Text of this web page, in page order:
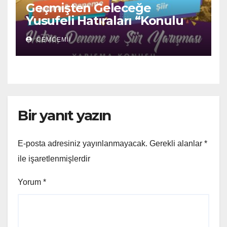
Geçmişten Geleceğe
Yusufeli Hatıraları “Konulu
Hatıra ve “Yusufeli” Temalı
Şiir Yarışması
CEMCEMII
Bir yanıt yazın
E-posta adresiniz yayınlanmayacak. Gerekli alanlar *
ile işaretlenmişlerdir
Yorum *